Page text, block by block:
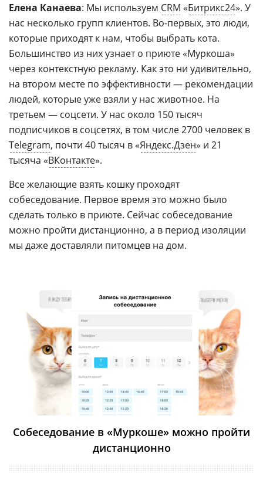
Елена Канаева: Мы используем CRM «Битрикс24». У
нас несколько групп клиентов. Во-первых, это люди,
которые приходят к нам, чтобы выбрать кота.
Большинство из них узнает о приюте «Муркоша»
через контекстную рекламу. Как это ни удивительно,
на втором месте по эффективности — рекомендации
людей, которые уже взяли у нас животное. На
третьем — соцсети. У нас около 150 тысяч
подписчиков в соцсетях, в том числе 2700 человек в
Telegram, почти 40 тысяч в «Яндекс.Дзен» и 21
тысяча «ВКонтакте».
Все желающие взять кошку проходят
собеседование. Первое время это можно было
сделать только в приюте. Сейчас собеседование
можно пройти дистанционно, а в период изоляции
мы даже доставляли питомцев на дом.
Собеседование в «Муркоше» можно пройти
дистанционно